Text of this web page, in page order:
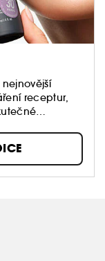
receptur,